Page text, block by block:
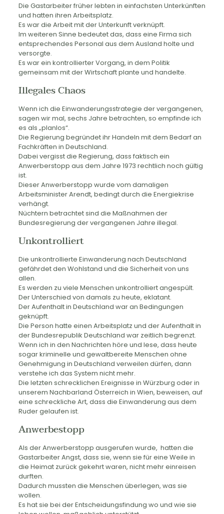
Die Gastarbeiter früher lebten in einfachsten Unterkünften
und hatten ihren Arbeitsplatz.
Es war die Arbeit mit der Unterkunft verknüpft.
Im weiteren Sinne bedeutet das, dass eine Firma sich
entsprechendes Personal aus dem Ausland holte und
versorgte.
Es war ein kontrollierter Vorgang, in dem Politik
gemeinsam mit der Wirtschaft plante und handelte.
Illegales Chaos
Wenn ich die Einwanderungsstrategie der vergangenen,
sagen wir mal, sechs Jahre betrachten, so empfinde ich
es als „planlos“.
Die Regierung begründet ihr Handeln mit dem Bedarf an
Fachkräften in Deutschland.
Dabei vergisst die Regierung, dass faktisch ein
Anwerberstopp aus dem Jahre 1973 rechtlich noch gültig
ist.
Dieser Anwerberstopp wurde vom damaligen
Arbeitsminister Arendt, bedingt durch die Energiekrise
verhängt.
Nüchtern betrachtet sind die Maßnahmen der
Bundesregierung der vergangenen Jahre illegal.
Unkontrolliert
Die unkontrollierte Einwanderung nach Deutschland
gefährdet den Wohlstand und die Sicherheit von uns
allen.
Es werden zu viele Menschen unkontrolliert angespült.
Der Unterschied von damals zu heute, eklatant.
Der Aufenthalt in Deutschland war an Bedingungen
geknüpft.
Die Person hatte einen Arbeitsplatz und der Aufenthalt in
der Bundesrepublik Deutschland war zeitlich begrenzt.
Wenn ich in den Nachrichten höre und lese, dass heute
sogar kriminelle und gewaltbereite Menschen ohne
Genehmigung in Deutschland verweilen dürfen, dann
verstehe ich das System nicht mehr.
Die letzten schrecklichen Ereignisse in Würzburg oder in
unserem Nachbarland Österreich in Wien, beweisen, auf
eine schreckliche Art, dass die Einwanderung aus dem
Ruder gelaufen ist.
Anwerbestopp
Als der Anwerberstopp ausgerufen wurde, hatten die
Gastarbeiter Angst, dass sie, wenn sie für eine Weile in
die Heimat zurück gekehrt waren, nicht mehr einreisen
durften.
Dadurch mussten die Menschen überlegen, was sie
wollen.
Es hat sie bei der Entscheidungsfindung wo und wie sie